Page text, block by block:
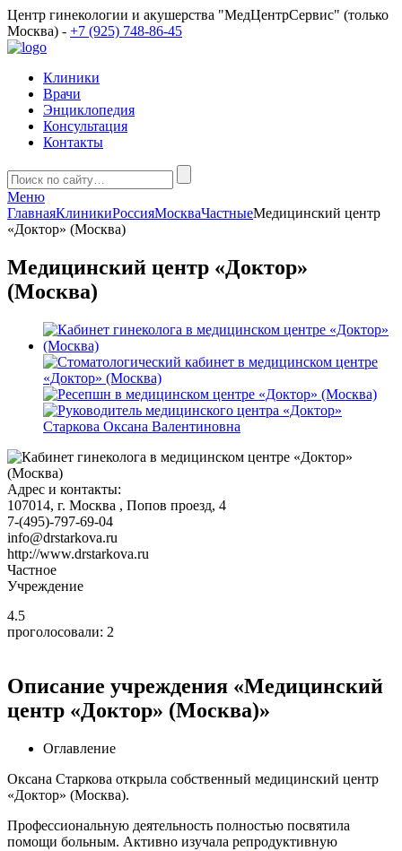
Центр гинекологии и акушерства "МедЦентрСервис" (только
Москва) - +7 (925) 748-86-45
Клиники
Врачи
Энциклопедия
Консультация
Контакты
Меню
ГлавнаяКлиникиРоссияМоскваЧастныеМедицинский центр
«Доктор» (Москва)
Медицинский центр «Доктор»
(Москва)
Адрес и контакты:
107014, г. Москва , Попов проезд, 4
7-(495)-797-69-04
info@drstarkova.ru
http://www.drstarkova.ru
Частное
Учреждение
4.5
проголосовали: 2
Описание учреждения «Медицинский
центр «Доктор» (Москва)»
Оглавление
Оксана Старкова открыла собственный медицинский центр
«Доктор» (Москва).
Профессиональную деятельность полностью посвятила
помощи больным. Активно изучала репродуктивную